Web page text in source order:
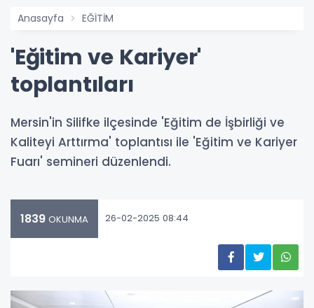
Anasayfa EĞİTİM
'Eğitim ve Kariyer'
toplantıları
Mersin'in Silifke ilçesinde 'Eğitim de İşbirliği ve
Kaliteyi Arttırma' toplantısı ile 'Eğitim ve Kariyer
Fuarı' semineri düzenlendi.
1839 OKUNMA 26-02-2025 08:44